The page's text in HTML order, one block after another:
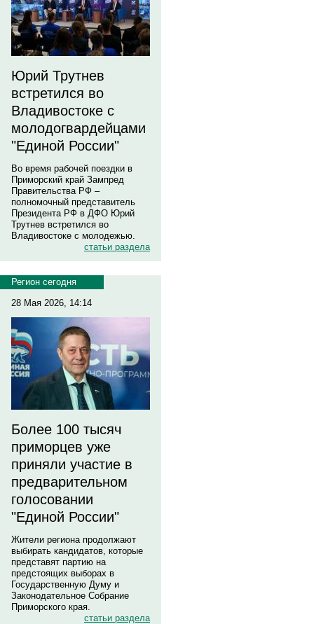
Юрий Трутнев
встретился во
Владивостоке с
молодогвардейцами
"Единой России"
Во время рабочей поездки в
Приморский край Зампред
Правительства РФ –
полномочный представитель
Президента РФ в ДФО Юрий
Трутнев встретился во
Владивостоке с молодежью.
статьи раздела
Регион сегодня
28 Мая 2026, 14:14
Более 100 тысяч
приморцев уже
приняли участие в
предварительном
голосовании
"Единой России"
Жители региона продолжают
выбирать кандидатов, которые
представят партию на
предстоящих выборах в
Государственную Думу и
Законодательное Собрание
Приморского края.
статьи раздела